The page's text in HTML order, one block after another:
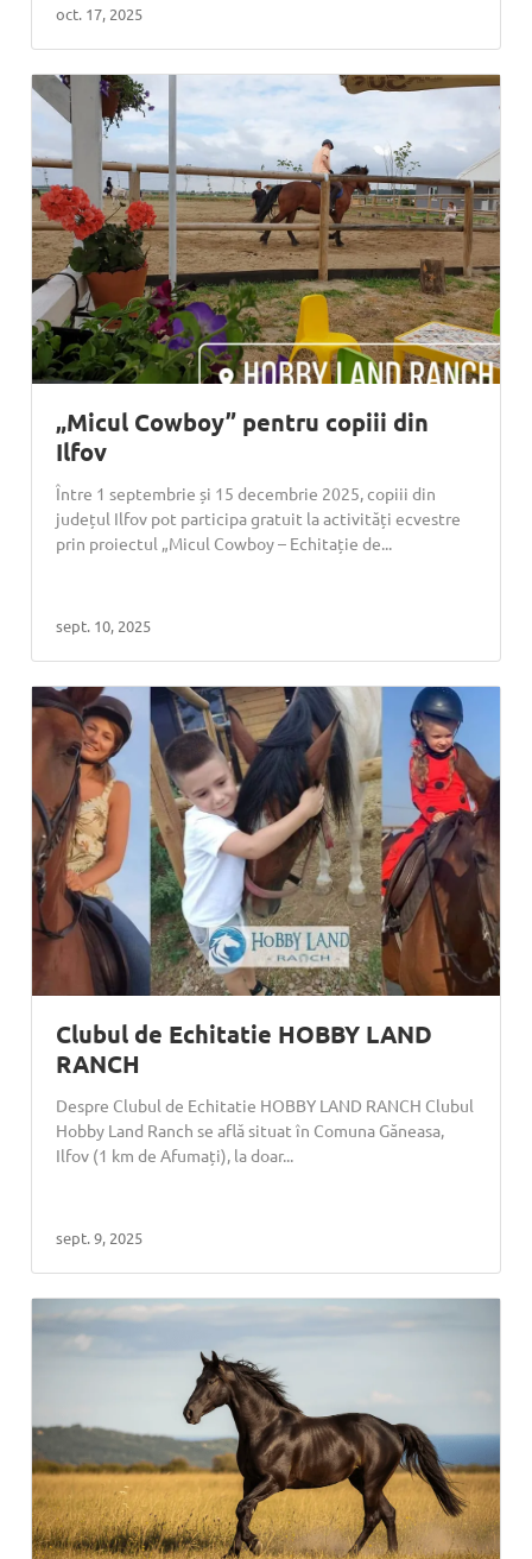
oct. 17, 2025
„Micul Cowboy” pentru copiii din
Ilfov
Între 1 septembrie și 15 decembrie 2025, copiii din
județul Ilfov pot participa gratuit la activități ecvestre
prin proiectul „Micul Cowboy – Echitație de...
sept. 10, 2025
Clubul de Echitatie HOBBY LAND
RANCH
Despre Clubul de Echitatie HOBBY LAND RANCH Clubul
Hobby Land Ranch se află situat în Comuna Găneasa,
Ilfov (1 km de Afumați), la doar...
sept. 9, 2025